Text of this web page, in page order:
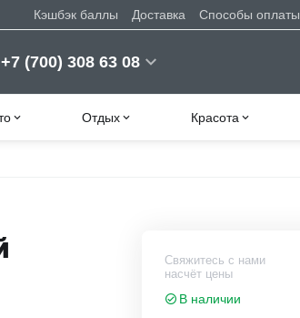
Кэшбэк баллы Доставка Способы оплаты
+7 (700) 308 63 08
Отдых Красота
Свяжитесь с нами
насчёт цены
В наличии